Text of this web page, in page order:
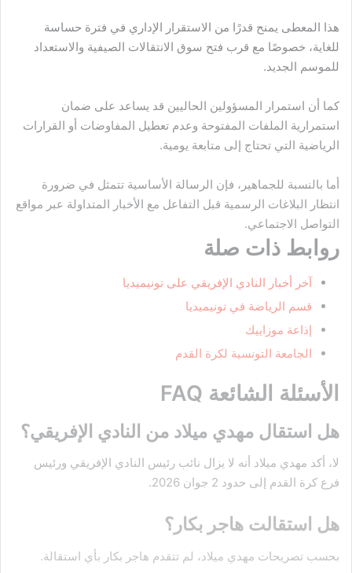
هذا المعطى يمنح قدرًا من الاستقرار الإداري في فترة حساسة
للغاية، خصوصًا مع قرب فتح سوق الانتقالات الصيفية والاستعداد
للموسم الجديد.
كما أن استمرار المسؤولين الحاليين قد يساعد على ضمان
استمرارية الملفات المفتوحة وعدم تعطيل المفاوضات أو القرارات
الرياضية التي تحتاج إلى متابعة يومية.
أما بالنسبة للجماهير، فإن الرسالة الأساسية تتمثل في ضرورة
انتظار البلاغات الرسمية قبل التفاعل مع الأخبار المتداولة عبر مواقع
التواصل الاجتماعي.
روابط ذات صلة
آخر أخبار النادي الإفريقي على تونيميديا
قسم الرياضة في تونيميديا
إذاعة موزاييك
الجامعة التونسية لكرة القدم
الأسئلة الشائعة FAQ
هل استقال مهدي ميلاد من النادي الإفريقي؟
لا، أكد مهدي ميلاد أنه لا يزال نائب رئيس النادي الإفريقي ورئيس
فرع كرة القدم إلى حدود 2 جوان 2026.
هل استقالت هاجر بكار؟
بحسب تصريحات مهدي ميلاد، لم تتقدم هاجر بكار بأي استقالة.